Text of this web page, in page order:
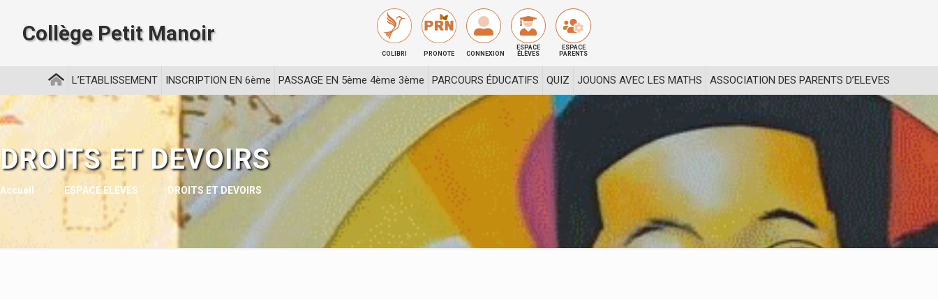
Collège Petit Manoir
COLIBRI PRONOTE CONNEXION
ESPACE
ÉLÈVES
ESPACE
PARENTS
L’ETABLISSEMENT INSCRIPTION EN 6ème PASSAGE EN 5ème 4ème 3ème PARCOURS ÉDUCATIFS QUIZ JOUONS AVEC LES MATHS ASSOCIATION DES PARENTS D’ELEVES
DROITS ET DEVOIRS
Accueil ESPACE ELEVES DROITS ET DEVOIRS